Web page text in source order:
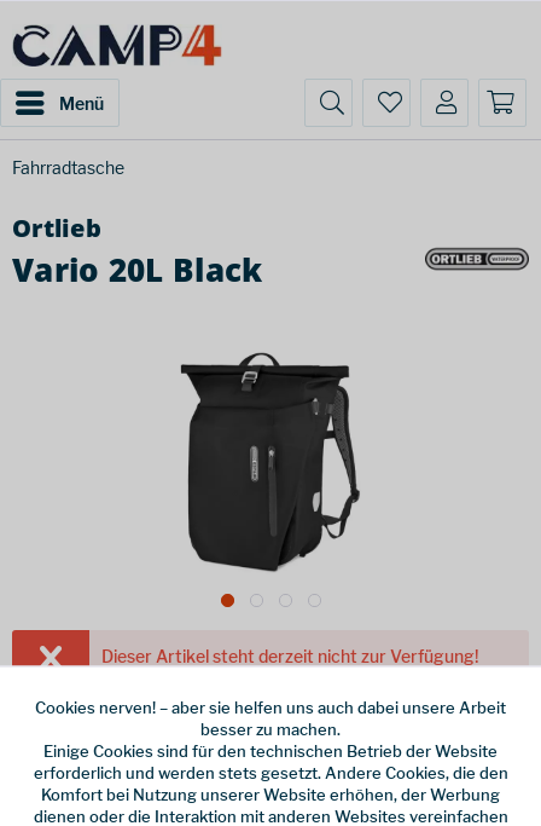
Menü
Fahrradtasche
Ortlieb
Vario 20L Black
Dieser Artikel steht derzeit nicht zur Verfügung!
185,00 € *
inkl. MwSt. / Versandkostenfrei!
Merken
Cookies nerven! – aber sie helfen uns auch dabei unsere Arbeit
besser zu machen.
Einige Cookies sind für den technischen Betrieb der Website
erforderlich und werden stets gesetzt. Andere Cookies, die den
Komfort bei Nutzung unserer Website erhöhen, der Werbung
dienen oder die Interaktion mit anderen Websites vereinfachen